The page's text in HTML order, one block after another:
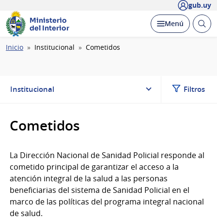
gub.uy
Ministerio
del Interior
Desplegar
Menú Abrir
Ruta
Inicio Institucional Cometidos
Institucional Filtros
Cometidos
La Dirección Nacional de Sanidad Policial responde al
cometido principal de garantizar el acceso a la
atención integral de la salud a las personas
beneficiarias del sistema de Sanidad Policial en el
marco de las políticas del programa integral nacional
de salud.